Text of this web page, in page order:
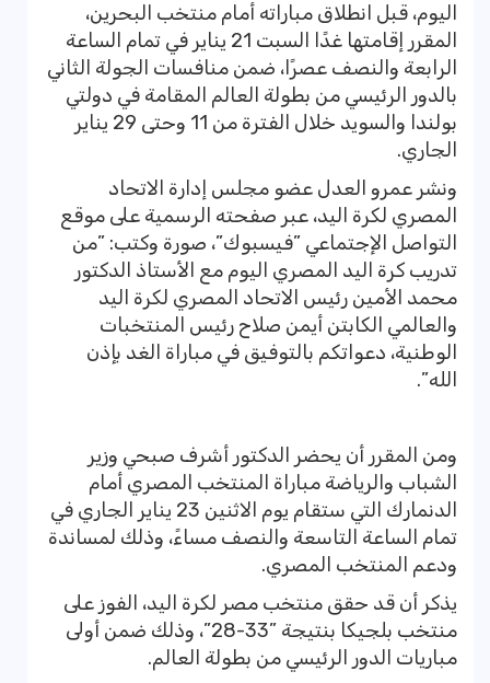
اليوم، قبل انطلاق مباراته أمام منتخب البحرين،
المقرر إقامتها غدًا السبت 21 يناير في تمام الساعة
الرابعة والنصف عصرًا، ضمن منافسات الجولة الثاني
بالدور الرئيسي من بطولة العالم المقامة في دولتي
بولندا والسويد خلال الفترة من 11 وحتى 29 يناير
الجاري.
ونشر عمرو العدل عضو مجلس إدارة الاتحاد
المصري لكرة اليد، عبر صفحته الرسمية على موقع
التواصل الإجتماعي ”فيسبوك”، صورة وكتب: ”من
تدريب كرة اليد المصري اليوم مع الأستاذ الدكتور
محمد الأمين رئيس الاتحاد المصري لكرة اليد
والعالمي الكابتن أيمن صلاح رئيس المنتخبات
الوطنية، دعواتكم بالتوفيق في مباراة الغد بإذن
الله”.
ومن المقرر أن يحضر الدكتور أشرف صبحي وزير
الشباب والرياضة مباراة المنتخب المصري أمام
الدنمارك التي ستقام يوم الاثنين 23 يناير الجاري في
تمام الساعة التاسعة والنصف مساءً، وذلك لمساندة
ودعم المنتخب المصري.
يذكر أن قد حقق منتخب مصر لكرة اليد، الفوز على
منتخب بلجيكا بنتيجة ”33-28”، وذلك ضمن أولى
مباريات الدور الرئيسي من بطولة العالم.